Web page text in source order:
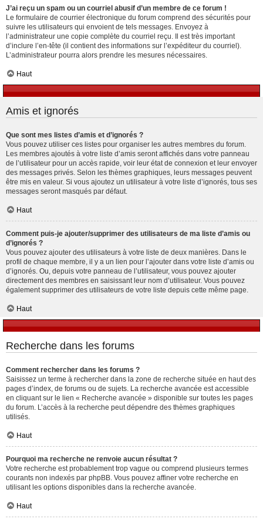
J’ai reçu un spam ou un courriel abusif d’un membre de ce forum !
Le formulaire de courrier électronique du forum comprend des sécurités pour
suivre les utilisateurs qui envoient de tels messages. Envoyez à
l’administrateur une copie complète du courriel reçu. Il est très important
d’inclure l’en-tête (il contient des informations sur l’expéditeur du courriel).
L’administrateur pourra alors prendre les mesures nécessaires.
Haut
Amis et ignorés
Que sont mes listes d’amis et d’ignorés ?
Vous pouvez utiliser ces listes pour organiser les autres membres du forum.
Les membres ajoutés à votre liste d’amis seront affichés dans votre panneau
de l’utilisateur pour un accès rapide, voir leur état de connexion et leur envoyer
des messages privés. Selon les thèmes graphiques, leurs messages peuvent
être mis en valeur. Si vous ajoutez un utilisateur à votre liste d’ignorés, tous ses
messages seront masqués par défaut.
Haut
Comment puis-je ajouter/supprimer des utilisateurs de ma liste d’amis ou
d’ignorés ?
Vous pouvez ajouter des utilisateurs à votre liste de deux manières. Dans le
profil de chaque membre, il y a un lien pour l’ajouter dans votre liste d’amis ou
d’ignorés. Ou, depuis votre panneau de l’utilisateur, vous pouvez ajouter
directement des membres en saisissant leur nom d’utilisateur. Vous pouvez
également supprimer des utilisateurs de votre liste depuis cette même page.
Haut
Recherche dans les forums
Comment rechercher dans les forums ?
Saisissez un terme à rechercher dans la zone de recherche située en haut des
pages d’index, de forums ou de sujets. La recherche avancée est accessible
en cliquant sur le lien « Recherche avancée » disponible sur toutes les pages
du forum. L’accès à la recherche peut dépendre des thèmes graphiques
utilisés.
Haut
Pourquoi ma recherche ne renvoie aucun résultat ?
Votre recherche est probablement trop vague ou comprend plusieurs termes
courants non indexés par phpBB. Vous pouvez affiner votre recherche en
utilisant les options disponibles dans la recherche avancée.
Haut